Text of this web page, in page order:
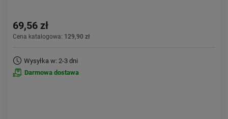
69,56 zł
Cena katalogowa: 129,90 zł
Wysyłka w: 2-3 dni
Darmowa dostawa